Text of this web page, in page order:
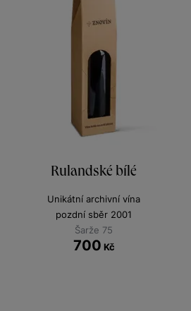
Rulandské bílé
Unikátní archivní vína
pozdní sběr 2001
Šarže 75
700 Kč